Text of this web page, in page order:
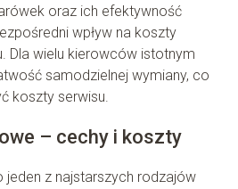
oraz ich efektywność
wpływ na koszty
Dla wielu kierowców istotnym
samodzielnej wymiany, co
koszty serwisu.
– cechy i koszty
z najstarszych rodzajów